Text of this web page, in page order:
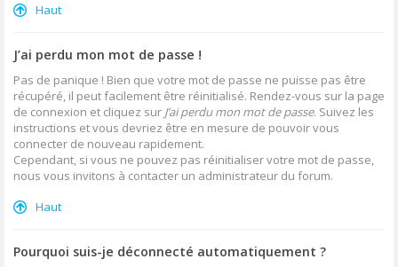
Haut
J’ai perdu mon mot de passe !
Pas de panique ! Bien que votre mot de passe ne puisse pas être
récupéré, il peut facilement être réinitialisé. Rendez-vous sur la page
de connexion et cliquez sur J’ai perdu mon mot de passe. Suivez les
instructions et vous devriez être en mesure de pouvoir vous
connecter de nouveau rapidement.
Cependant, si vous ne pouvez pas réinitialiser votre mot de passe,
nous vous invitons à contacter un administrateur du forum.
Haut
Pourquoi suis-je déconnecté automatiquement ?